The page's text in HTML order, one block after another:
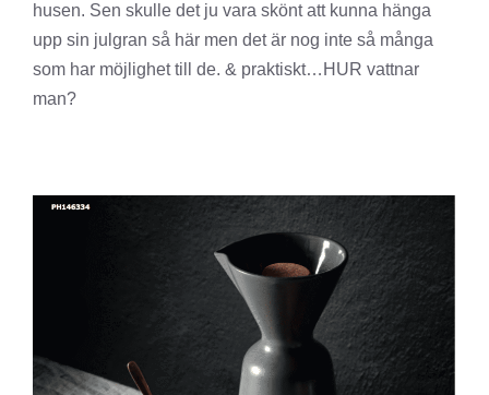
husen. Sen skulle det ju vara skönt att kunna hänga
upp sin julgran så här men det är nog inte så många
som har möjlighet till de. & praktiskt…HUR vattnar
man?